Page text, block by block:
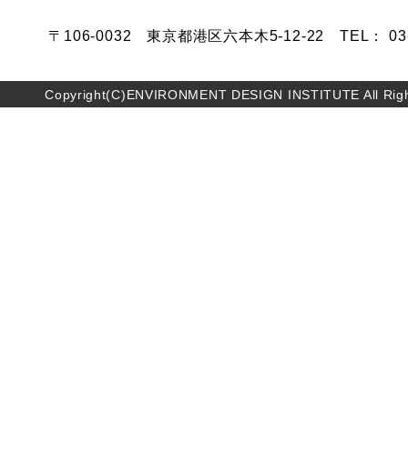
〒106-0032 東京都港区六本木5-12-22 TEL：
Copyright(C)ENVIRONMENT DESIGN INSTITUTE All